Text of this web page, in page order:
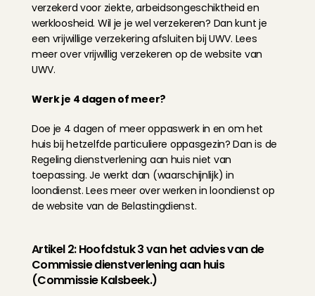
verzekerd voor ziekte, arbeidsongeschiktheid en
werkloosheid. Wil je je wel verzekeren? Dan kunt je
een vrijwillige verzekering afsluiten bij UWV. Lees
meer over vrijwillig verzekeren op de website van
UWV.
Werk je 4 dagen of meer?
Doe je 4 dagen of meer oppaswerk in en om het
huis bij hetzelfde particuliere oppasgezin? Dan is de
Regeling dienstverlening aan huis niet van
toepassing. Je werkt dan (waarschijnlijk) in
loondienst. Lees meer over werken in loondienst op
de website van de Belastingdienst.
Artikel 2: Hoofdstuk 3 van het advies van de
Commissie dienstverlening aan huis
(Commissie Kalsbeek.)